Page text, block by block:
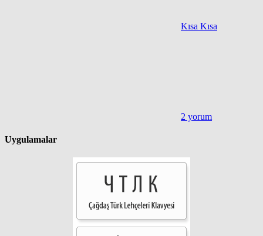
Kısa Kısa
2 yorum
Uygulamalar